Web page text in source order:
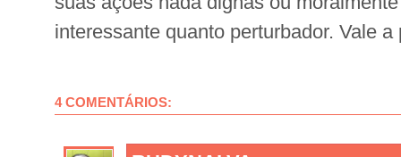
interessante quanto perturbador. Vale
4 COMENTÁRIOS: